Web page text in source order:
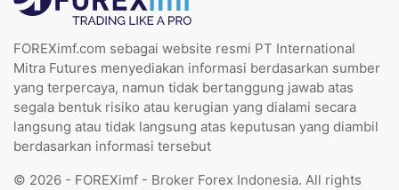
FOREXimf.com sebagai website resmi PT International
Mitra Futures menyediakan informasi berdasarkan sumber
yang terpercaya, namun tidak bertanggung jawab atas
segala bentuk risiko atau kerugian yang dialami secara
langsung atau tidak langsung atas keputusan yang diambil
berdasarkan informasi tersebut
© 2026 - FOREXimf - Broker Forex Indonesia. All rights